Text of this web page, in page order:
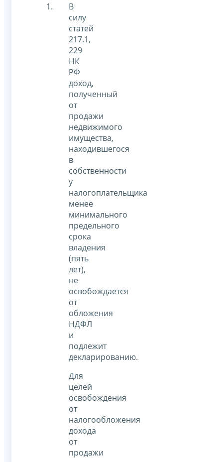
В
силу
статей
217.1,
229
НК
РФ
доход,
полученный
от
продажи
недвижимого
имущества,
находившегося
в
собственности
у
налогоплательщика
менее
минимального
предельного
срока
владения
(пять
лет),
не
освобождается
от
обложения
НДФЛ
и
подлежит
декларированию.
Для
целей
освобождения
от
налогообложения
дохода
от
продажи